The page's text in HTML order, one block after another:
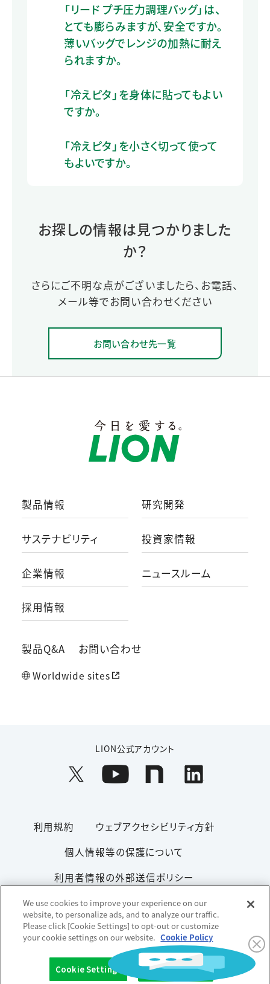
「リード プチ圧力調理バッグ」は、
とても膨らみますが、安全ですか。
薄いバッグでレンジの加熱に耐え
られますか。
「冷えピタ」を身体に貼ってもよい
ですか。
「冷えピタ」を小さく切って使って
もよいですか。
お探しの情報は見つかりました
か？
さらにご不明な点がございましたら、お電話、
メール等でお問い合わせください
お問い合わせ先一覧
製品情報 研究開発
サステナビリティ 投資家情報
企業情報 ニュースルーム
採用情報
製品Q&A お問い合わせ
Worldwide sites
LION公式アカウント
利用規約
ウェブアクセシビリティ方針
個人情報等の保護について
利用者情報の外部送信ポリシー
ソーシャルメディアポリシー
サイトマップ
Copyright© 1996-2026 Lion Corporation. All rights reserved.
We use cookies to improve your experience on our
website, to personalize ads, and to analyze our traffic.
Please click [Cookie Settings] to opt-out or customize
your cookie settings on our website. Cookie Policy
Cookie Settings OK